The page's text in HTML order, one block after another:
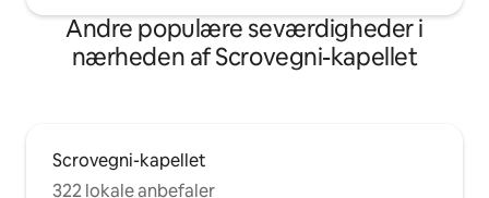
Andre populære seværdigheder i
nærheden af Scrovegni-kapellet
Scrovegni-kapellet
322 lokale anbefaler